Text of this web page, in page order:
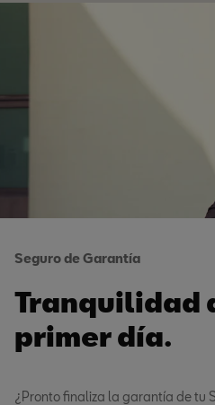
Seguro de Garantía
Tranquilidad
primer día.
¿Pronto finaliza la garantía de tu